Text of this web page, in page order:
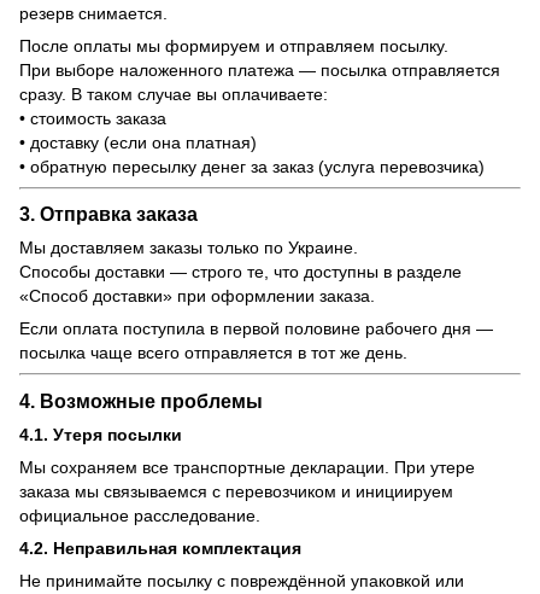
резерв снимается.
После оплаты мы формируем и отправляем посылку.
При выборе наложенного платежа — посылка отправляется
сразу. В таком случае вы оплачиваете:
• стоимость заказа
• доставку (если она платная)
• обратную пересылку денег за заказ (услуга перевозчика)
3. Отправка заказа
Мы доставляем заказы только по Украине.
Способы доставки — строго те, что доступны в разделе
«Способ доставки» при оформлении заказа.
Если оплата поступила в первой половине рабочего дня —
посылка чаще всего отправляется в тот же день.
4. Возможные проблемы
4.1. Утеря посылки
Мы сохраняем все транспортные декларации. При утере
заказа мы связываемся с перевозчиком и инициируем
официальное расследование.
4.2. Неправильная комплектация
Не принимайте посылку с повреждённой упаковкой или